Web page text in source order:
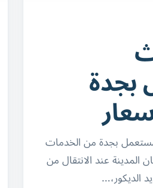
بجدة
بجدة من الخدمات
المدينة عند الانتقال من
الديكور،…